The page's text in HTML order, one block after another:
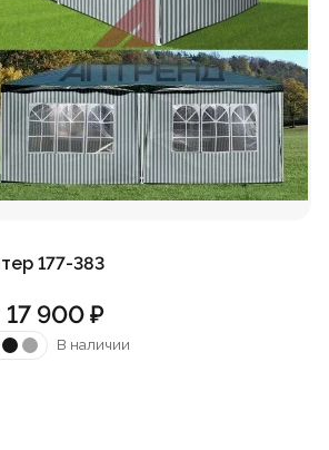
177-383
17 900₽
В наличии